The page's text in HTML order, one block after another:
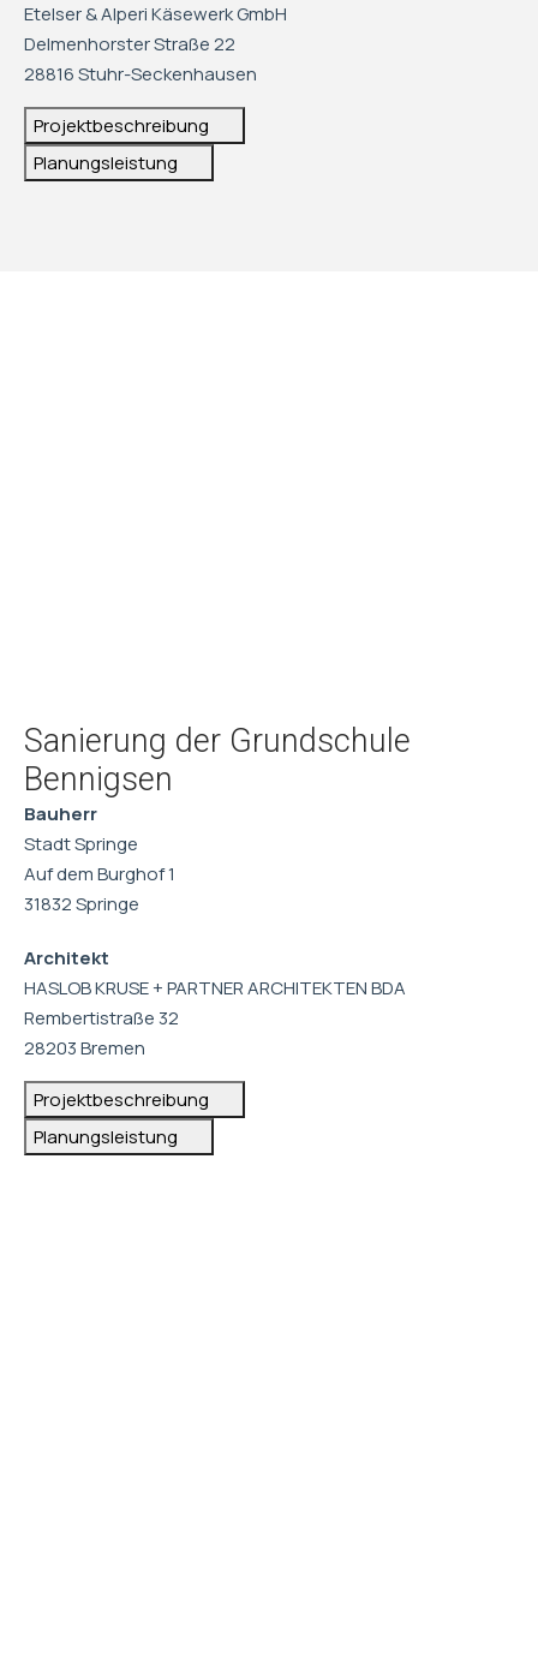
Etelser & Alperi Käsewerk GmbH
Delmenhorster Straße 22
28816 Stuhr-Seckenhausen
Projektbeschreibung
Planungsleistung
Sanierung der Grundschule
Bennigsen
Bauherr
Stadt Springe
Auf dem Burghof 1
31832 Springe
Architekt
HASLOB KRUSE + PARTNER ARCHITEKTEN BDA
Rembertistraße 32
28203 Bremen
Projektbeschreibung
Planungsleistung